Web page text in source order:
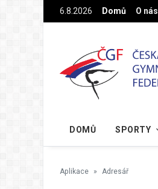
Na hlavní obsah6.8.2026 Domů O nás
DOMŮ SPORTY
Aplikace Adresář